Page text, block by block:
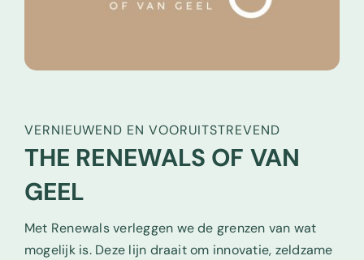
VERNIEUWEND EN VOORUITSTREVEND
THE RENEWALS OF VAN
GEEL
Met Renewals verleggen we de grenzen van wat
mogelijk is. Deze lijn draait om innovatie, zeldzame